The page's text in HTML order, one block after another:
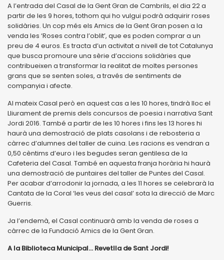
A l’entrada del Casal de la Gent Gran de Cambrils, el dia 22 a
partir de les 9 hores, tothom qui ho vulgui podrà adquirir roses
solidàries. Un cop més els Amics de la Gent Gran posen a la
venda les ‘Roses contra l’oblit’, que es poden comprar a un
preu de 4 euros. Es tracta d’un activitat a nivell de tot Catalunya
que busca promoure una sèrie d’accions solidàries que
contribueixen a transformar la realitat de moltes persones
grans que se senten soles, a través de sentiments de
companyia i afecte.
Al mateix Casal però en aquest cas a les 10 hores, tindrà lloc el
Lliurament de premis dels concursos de poesia i narrativa Sant
Jordi 2016. També a partir de les 10 hores i fins les 13 hores hi
haurà una demostració de plats casolans i de rebosteria a
càrrec d’alumnes del taller de cuina. Les racions es vendran a
0,50 cèntims d’euro i les begudes seran gentilesa de la
Cafeteria del Casal. També en aquesta franja horària hi haurà
una demostració de puntaires del taller de Puntes del Casal.
Per acabar d’arrodonir la jornada, a les 11 hores se celebrarà la
Cantata de la Coral ‘les veus del casal’ sota la direcció de Marc
Guerris.
Ja l’endemà, el Casal continuarà amb la venda de roses a
càrrec de la Fundació Amics de la Gent Gran.
A la Biblioteca Municipal... Revetlla de Sant Jordi!